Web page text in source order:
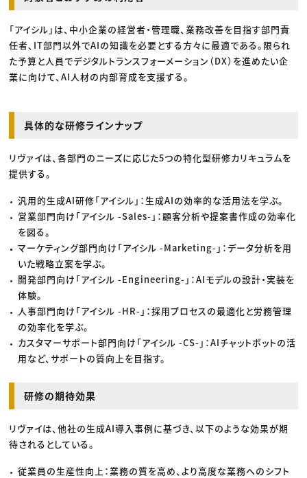
「アイシル」は、中小企業の経営者・管理職、業務改善を目指す部門責
任者、IT部門以外でAIの知識を必要とする方々に最適である。限られ
た予算と人員でデジタルトランスフォーメーション（DX）を進めたい企
業に向けて、AI人材の内部育成を支援する。
具体的な研修ラインナップ
リヴァイは、各部門のニーズに応じた5つの特化型研修カリキュラムを
提供する。
汎用的生成AI研修「アイシル」：生成AIの効率的な活用法を学ぶ。
営業部門向け「アイシル -Sales-」：顧客分析や提案書作成の効率化
を図る。
マーケティング部門向け「アイシル -Marketing-」：データ分析を用
いた戦略立案を学ぶ。
開発部門向け「アイシル -Engineering-」：AIモデルの設計・実装を
体験。
人事部門向け「アイシル -HR-」：採用プロセスの最適化と労務管理
の効率化を学ぶ。
カスタマーサポート部門向け「アイシル -CS-」：AIチャットボットの活
用など、サポートの質向上を目指す。
研修の期待効果
リヴァイは、他社の生成AI導入事例に基づき、以下のような効果が期
待されるとしている。
従業員の生産性向上：業務の質を高め、より高度な業務へのシフト